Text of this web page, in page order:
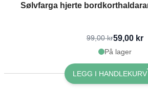
Sølvfarga hjerte
99,00 kr59,00 kr
På lager
LEGG I HANDLEKURV